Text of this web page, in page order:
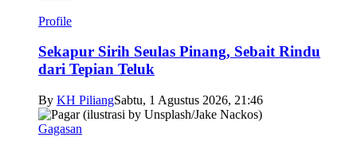
Profile
Sekapur Sirih Seulas Pinang, Sebait Rindu
dari Tepian Teluk
By KH PiliangSabtu, 1 Agustus 2026, 21:46
Gagasan